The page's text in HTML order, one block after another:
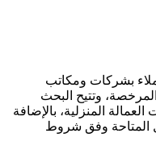
بشركات ومكاتب
وتتيح البحث
المنزلية، بالإضافة
المتاحة وفق شروط